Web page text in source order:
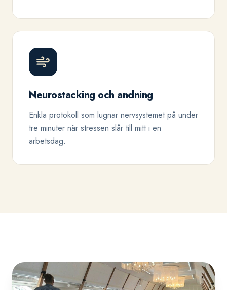
Neurostacking och andning
Enkla protokoll som lugnar nervsystemet på under
tre minuter när stressen slår till mitt i en
arbetsdag.